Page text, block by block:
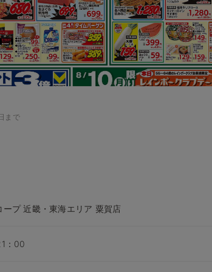
まで
ープ 近畿・東海エリア 粟賀店
：00